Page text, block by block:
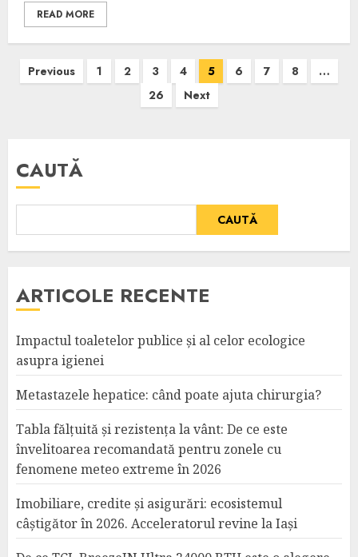
READ MORE
Paginație
Previous 1 2 3 4 5 6 7 8
…
26
Next
CAUTĂ
CAUTĂ
ARTICOLE RECENTE
Impactul toaletelor publice și al celor ecologice
asupra igienei
Metastazele hepatice: când poate ajuta chirurgia?
Tabla fălțuită și rezistența la vânt: De ce este
învelitoarea recomandată pentru zonele cu
fenomene meteo extreme în 2026
Imobiliare, credite și asigurări: ecosistemul
câștigător în 2026. Acceleratorul revine la Iași